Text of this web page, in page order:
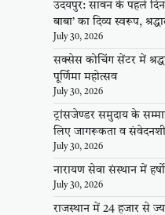
उदयपुर: सावन के पहले दिन
बाबा’ का दिव्य स्वरूप,
July 30, 2026
सक्सेस कोचिंग सेंटर में
पूर्णिमा महोत्सव
July 30, 2026
ट्रांसजेण्डर समुदाय के
लिए जागरूकता व
July 30, 2026
नारायण सेवा संस्थान में
July 30, 2026
राजस्थान में 24 हजार से